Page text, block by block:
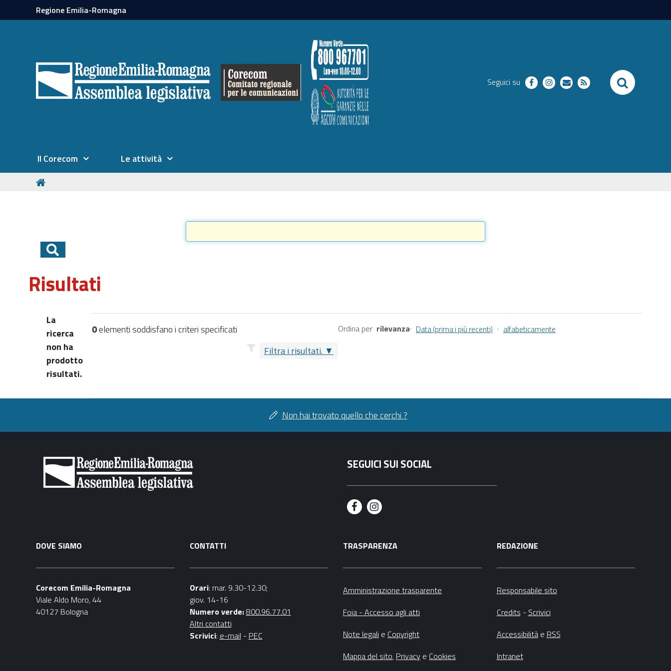
Regione Emilia-Romagna
Seguici su facebookinstagram
richieste
RSS SEARCH
Il Corecom Le attività
Risultati
0elementi soddisfano i criteri specificati
Filtra i risultati.
Ordina per rilevanza· Data (prima i più recenti) · alfabeticamente
La
ricerca
non ha
prodotto
risultati.
Non hai trovato quello che cerchi ?
SEGUICI SUI SOCIAL
F
c
e
o
k
I
s
t
r
a
m
DOVE SIAMO
Corecom Emilia-Romagna
Viale Aldo Moro, 44
40127 Bologna
CONTATTI
Orari: mar. 9.30-12.30;
giov. 14-16
Numero verde:800.96.77.01
Altri contatti
Scrivici: e-mail - PEC
TRASPARENZA
Amministrazione trasparente
Foia - Accesso agli atti
Note legali e Copyright
Mappa del sito, Privacy e Cookies
REDAZIONE
Responsabile sito
Credits - Scrivici
Accessibilitàe RSS
Intranet